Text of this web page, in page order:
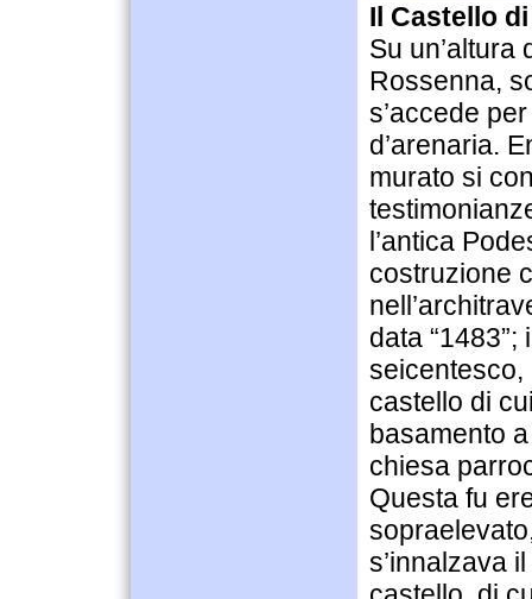
Il Castello
Su un’altura
Rossenna,
s’accede
d’arenaria.
murato si
l’antica
costruzione
data “1483”;
seicentesco,
castello di
basamento
chiesa
Questa fu
s’innalzava